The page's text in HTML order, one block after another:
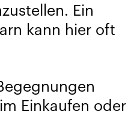
Ein
kann hier oft
Einkaufen oder